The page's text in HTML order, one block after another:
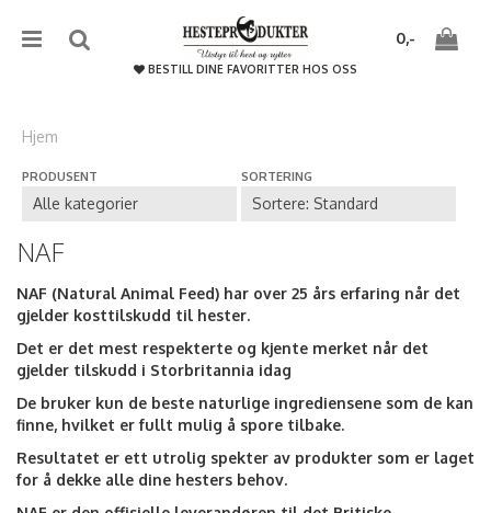
{/literal}����������
0,-
BESTILL DINE FAVORITTER HOS OSS
Hjem
PRODUSENT SORTERING
NAF
NAF (Natural Animal Feed) har over 25 års erfaring når det
gjelder kosttilskudd til hester.
Det er det mest respekterte og kjente merket når det
gjelder tilskudd i Storbritannia idag
De bruker kun de beste naturlige ingrediensene som de kan
finne, hvilket er fullt mulig å spore tilbake.
Resultatet er ett utrolig spekter av produkter som er laget
for å dekke alle dine hesters behov.